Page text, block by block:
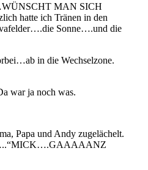
MAN SICH
hatte ich Tränen in den
Sonne….und die
in die Wechselzone.
war ja noch was.
Papa und Andy zugelächelt.